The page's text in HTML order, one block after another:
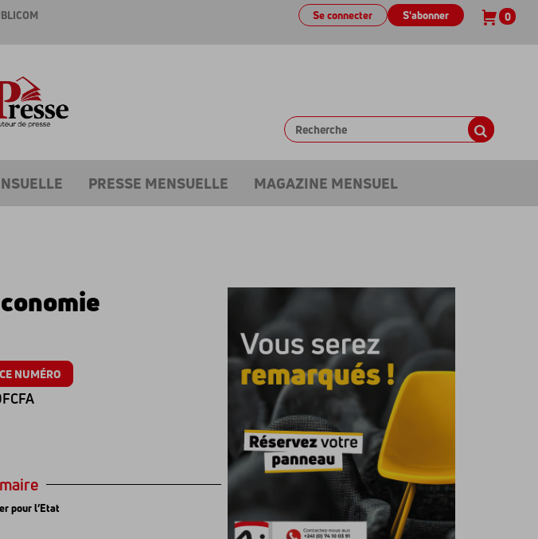
S'abonner
Se connecter 0
PRESSE MENSUELLE MAGAZINE MENSUEL
NUMÉRO
pour l’Etat